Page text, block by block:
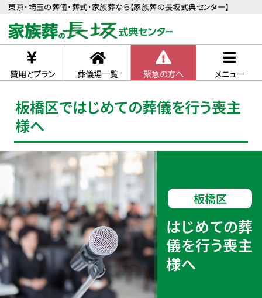
東京･埼玉の葬儀･葬式･家族葬なら【家族葬の長坂式典センター】
費用とプラン 葬儀場一覧 緊急の方へ メニュー
板橋区ではじめての葬儀を行う喪主
様へ
板橋区
はじめての葬
儀を行う喪主
様へ